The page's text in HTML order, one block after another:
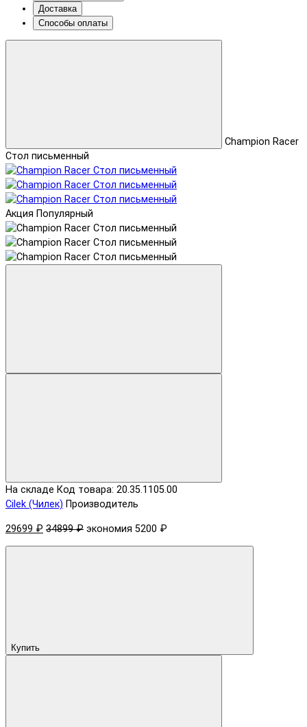
Доставка
Способы оплаты
Champion Racer
Стол письменный
Акция Популярный
На складе Код товара: 20.35.1105.00
Cilek (Чилек) Производитель
29699 ₽ 34899 ₽ экономия 5200 ₽
Купить